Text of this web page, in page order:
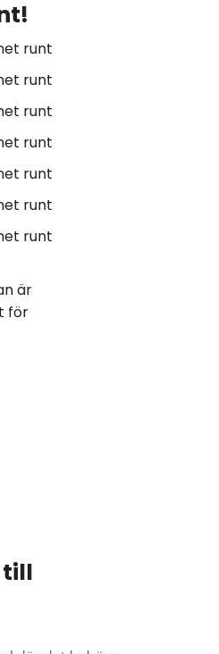
runt
runt
runt
runt
runt
runt
runt
är
för
till